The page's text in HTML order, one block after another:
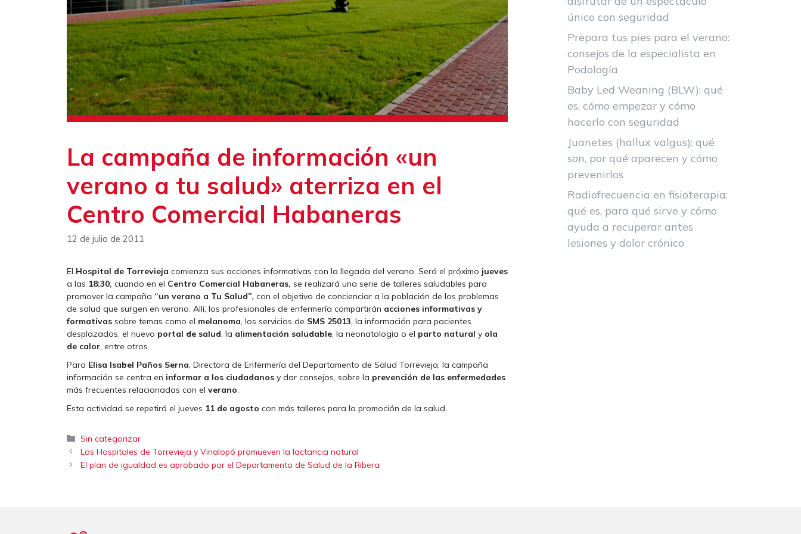
La campaña de información «un
verano a tu salud» aterriza en el
Centro Comercial Habaneras
12 de julio de 2011
El Hospital de Torrevieja comienza sus acciones informativas con la llegada del verano. Será el próximo jueves
a las 18:30, cuando en el Centro Comercial Habaneras, se realizará una serie de talleres saludables para
promover la campaña “un verano a Tu Salud”, con el objetivo de concienciar a la población de los problemas
de salud que surgen en verano. Allí, los profesionales de enfermería compartirán acciones informativas y
formativas sobre temas como el melanoma, los servicios de SMS 25013, la información para pacientes
desplazados, el nuevo portal de salud, la alimentación saludable, la neonatología o el parto natural y ola
de calor, entre otros.
Para Elisa Isabel Paños Serna, Directora de Enfermería del Departamento de Salud Torrevieja, la campaña
información se centra en informar a los ciudadanos y dar consejos, sobre la prevención de las enfermedades
más frecuentes relacionadas con el verano.
Esta actividad se repetirá el jueves 11 de agosto con más talleres para la promoción de la salud.
Categorías
Sin categorizar
Los Hospitales de Torrevieja y Vinalopó promueven la lactancia natural
El plan de igualdad es aprobado por el Departamento de Salud de la Ribera
único con seguridad
Prepara tus pies para el verano:
consejos de la especialista en
Podología
Baby Led Weaning (BLW): qué
es, cómo empezar y cómo
hacerlo con seguridad
Juanetes (hallux valgus): qué
son, por qué aparecen y cómo
prevenirlos
Radiofrecuencia en fisioterapia:
qué es, para qué sirve y cómo
ayuda a recuperar antes
lesiones y dolor crónico